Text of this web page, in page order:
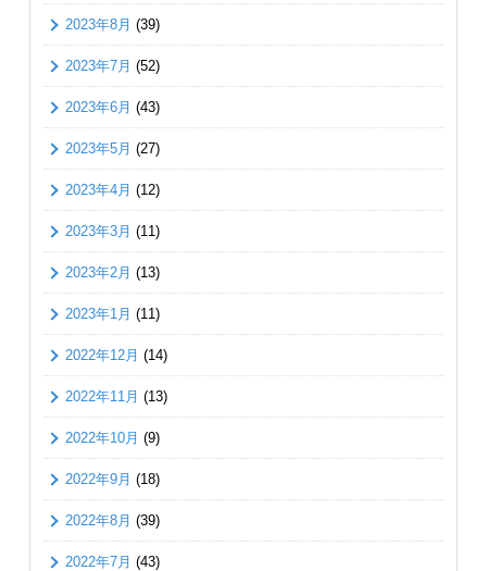
2023年8月 (39)
2023年7月 (52)
2023年6月 (43)
2023年5月 (27)
2023年4月 (12)
2023年3月 (11)
2023年2月 (13)
2023年1月 (11)
2022年12月 (14)
2022年11月 (13)
2022年10月 (9)
2022年9月 (18)
2022年8月 (39)
2022年7月 (43)